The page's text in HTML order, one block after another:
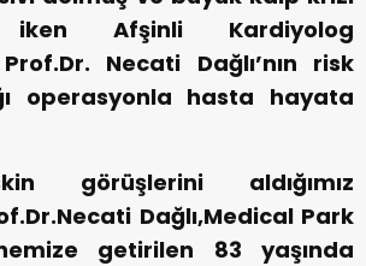
iken Afşinli Kardiyolog
Necati Dağlı’nın risk
operasyonla hasta hayata
görüşlerini aldığımız
Dağlı,Medical Park
getirilen 83 yaşında